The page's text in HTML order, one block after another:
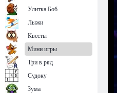
Улитка Боб
Лыжи
Квесты
Мини игры
Три в ряд
Судоку
Зума